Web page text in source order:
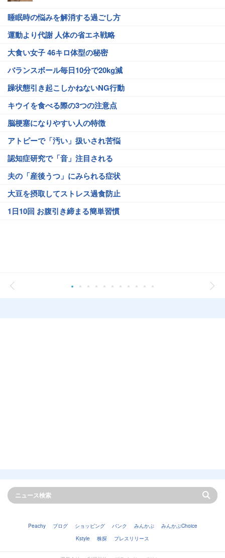
睡眠時の悩みを解消する過ごし方
運動より代謝 人体の省エネ戦略
大食い女子 46キロ体型の秘密
バランスボール毎日10分で20kg減
躁状態引き起こしかねないNG行動
キウイを食べる際の3つの注意点
脳梗塞になりやすい人の特徴
アトピーで「汚い」扱いされ苦悩
認知症研究で「音」注目される
夫の「産後うつ」にみられる症状
大豆を摂取してストレス過食防止
1日10回 お腹引き締まる簡単習慣
Peachy ブログ ショッピング バンク みんかぶ
みんかぶChoice
Kstyle
株探 プレスリリース